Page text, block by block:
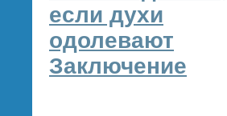
если духи
одолевают
Заключение